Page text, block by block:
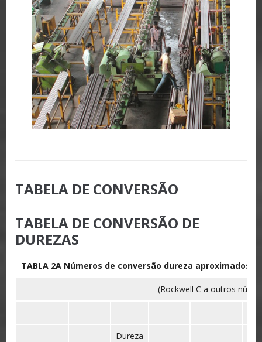
TABELA DE CONVERSÃO
TABELA DE CONVERSÃO DE
DUREZAS
TABLA 2A Números de conversão dureza aproximados
(Rockwell C a outros
Dureza